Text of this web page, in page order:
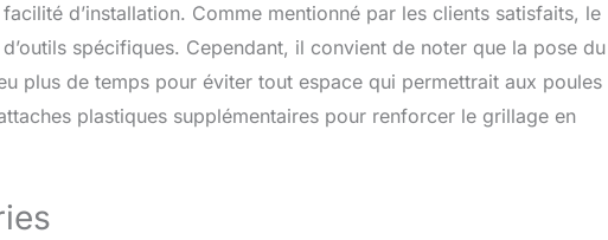
d’installation. Comme mentionné par les clients satisfaits, le
spécifiques. Cependant, il convient de noter que la pose du
plus de temps pour éviter tout espace qui permettrait aux poules
plastiques supplémentaires pour renforcer le grillage en